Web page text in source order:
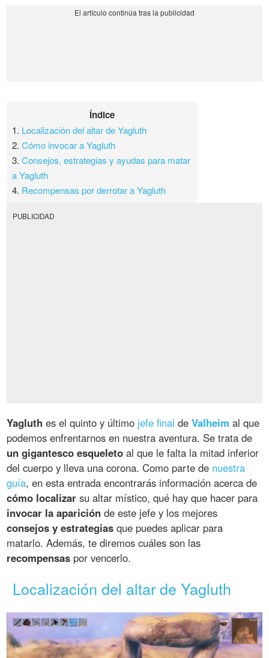
Índice
1. Localización del altar de Yagluth
2.Cómo invocar a Yagluth
3.Consejos, estrategias y ayudas para matar
a Yagluth
4. Recompensas por derrotar a Yagluth
PUBLICIDAD
Yagluth es el quinto y último jefe final deValheim al que
podemos enfrentarnos en nuestra aventura. Se trata de
un gigantesco esqueleto al que le falta la mitad inferior
del cuerpo y lleva una corona. Como parte de nuestra
guía, en esta entrada encontrarás información acerca de
cómo localizar su altar místico, qué hay que hacer para
invocar la aparición de este jefe y los mejores
consejos y estrategias que puedes aplicar para
matarlo. Además, te diremos cuáles son las
recompensas por vencerlo.
Localización del altar de Yagluth